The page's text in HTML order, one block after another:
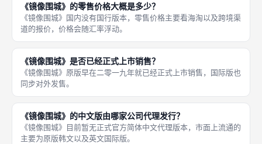
《镜像围城》的零售价格大概是多少？
《镜像围城》国内没有国行版本，零售价格主要看海淘以及跨境渠
道的报价，价格会随汇率浮动。
《镜像围城》是否已经正式上市销售？
《镜像围城》原版早在二零一九年就已经正式上市销售，国际版也
同步对外发售。
《镜像围城》的中文版由哪家公司代理发行？
《镜像围城》目前暂无正式官方简体中文代理版本，市面上流通的
主要为原版韩文以及英文国际版。